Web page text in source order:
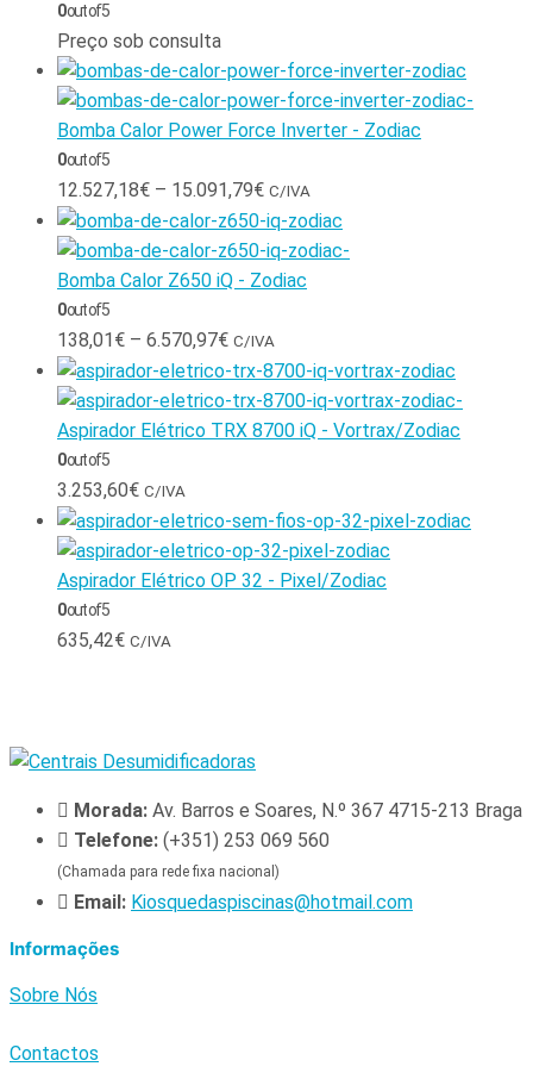
0out of 5
Preço sob consulta
Bomba Calor Power Force Inverter - Zodiac
0out of 5
12.527,18€ – 15.091,79€ C/IVA
Bomba Calor Z650 iQ - Zodiac
0out of 5
138,01 € – 6.570,97€ C/IVA
Aspirador Elétrico TRX 8700 iQ - Vortrax/Zodiac
0out of 5
3.253,60€ C/IVA
Aspirador Elétrico OP 32 - Pixel/Zodiac
0out of 5
635,42€ C/IVA
Morada: Av. Barros e Soares, N.º 367 4715-213 Braga
Telefone: (+351) 253 069 560
(Chamada para rede fixa nacional)
Email: Kiosquedaspiscinas@hotmail.com
Informações
Sobre Nós
Contactos